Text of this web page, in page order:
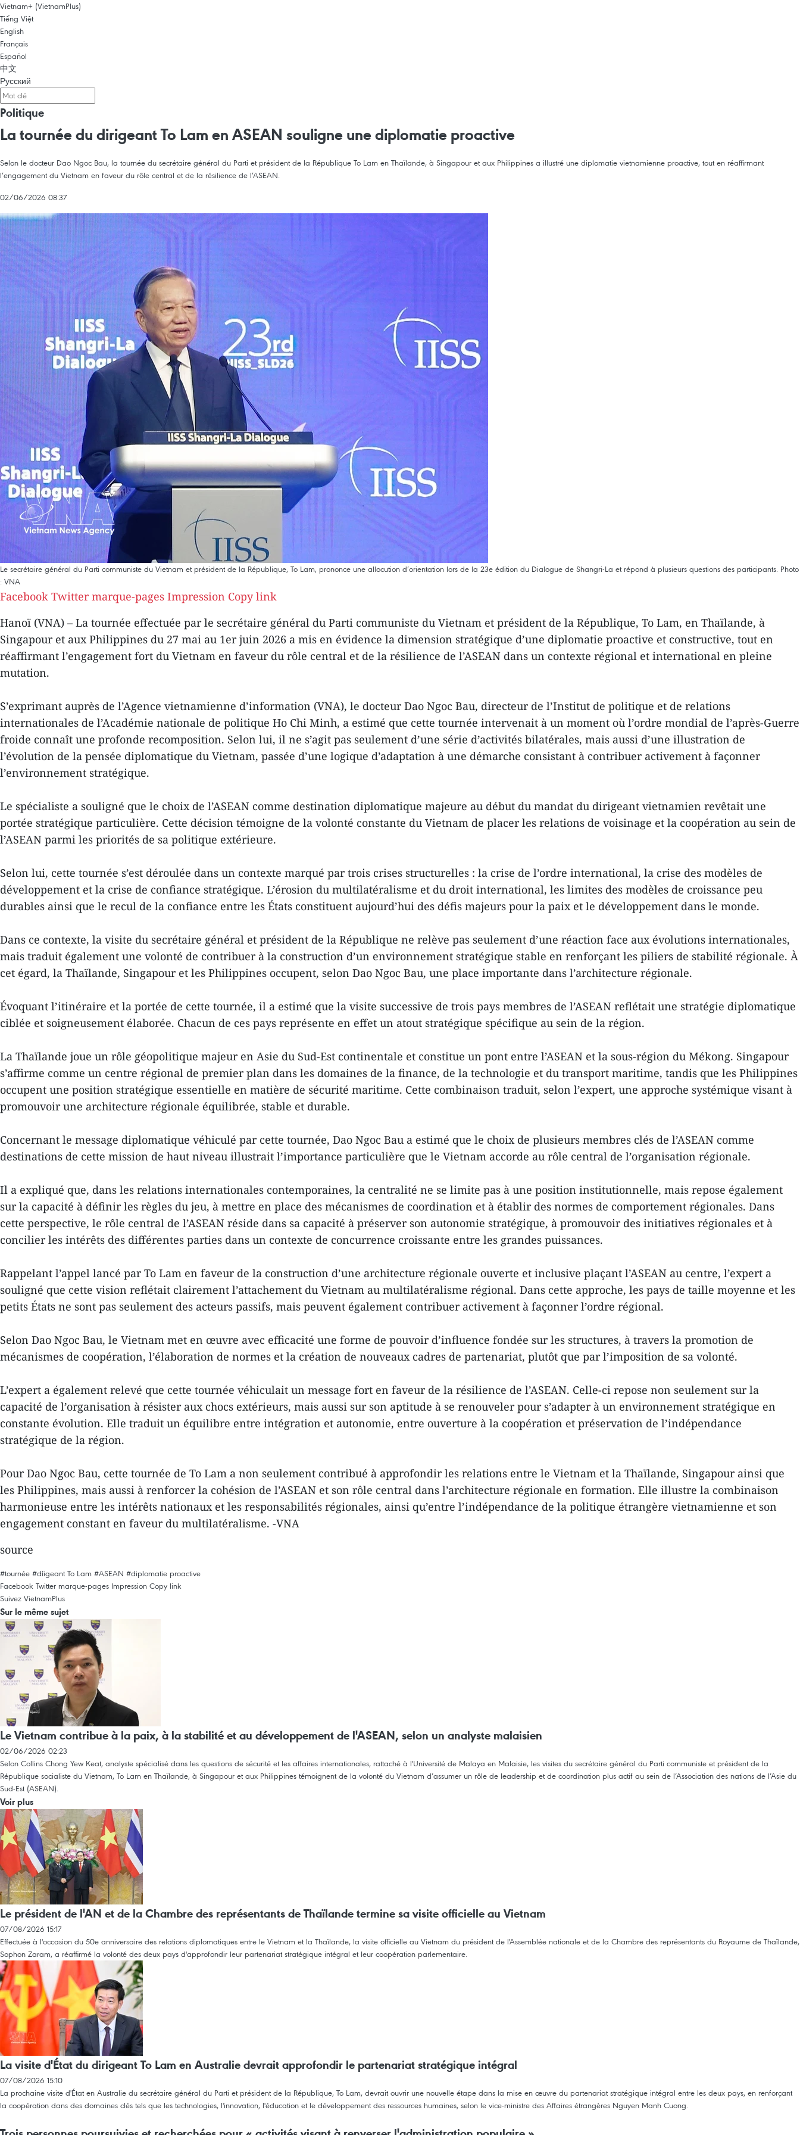
Vietnam+ (VietnamPlus)
Tiếng Việt
English
Français
Español
中文
Русский
Politique
La tournée du dirigeant To Lam en ASEAN souligne une diplomatie proactive
Selon le docteur Dao Ngoc Bau, la tournée du secrétaire général du Parti et président de la République To Lam en Thaïlande, à Singapour et aux Philippines a illustré une diplomatie vietnamienne proactive, tout en réaffirmant
l’engagement du Vietnam en faveur du rôle central et de la résilience de l’ASEAN.
02/06/2026 08:37
Le secrétaire général du Parti communiste du Vietnam et président de la République, To Lam, prononce une allocution d’orientation lors de la 23e édition du Dialogue de Shangri-La et répond à plusieurs questions des participants. Photo
: VNA
Facebook Twitter marque-pages Impression Copy link
Hanoï (VNA) – La tournée effectuée par le secrétaire général du Parti communiste du Vietnam et président de la République, To Lam, en Thaïlande, à
Singapour et aux Philippines du 27 mai au 1er juin 2026 a mis en évidence la dimension stratégique d’une diplomatie proactive et constructive, tout en
réaffirmant l’engagement fort du Vietnam en faveur du rôle central et de la résilience de l’ASEAN dans un contexte régional et international en pleine
mutation.
S’exprimant auprès de l’Agence vietnamienne d’information (VNA), le docteur Dao Ngoc Bau, directeur de l’Institut de politique et de relations
internationales de l’Académie nationale de politique Ho Chi Minh, a estimé que cette tournée intervenait à un moment où l’ordre mondial de l’après-Guerre
froide connaît une profonde recomposition. Selon lui, il ne s’agit pas seulement d’une série d’activités bilatérales, mais aussi d’une illustration de
l’évolution de la pensée diplomatique du Vietnam, passée d’une logique d’adaptation à une démarche consistant à contribuer activement à façonner
l’environnement stratégique.
Le spécialiste a souligné que le choix de l’ASEAN comme destination diplomatique majeure au début du mandat du dirigeant vietnamien revêtait une
portée stratégique particulière. Cette décision témoigne de la volonté constante du Vietnam de placer les relations de voisinage et la coopération au sein de
l’ASEAN parmi les priorités de sa politique extérieure.
Selon lui, cette tournée s’est déroulée dans un contexte marqué par trois crises structurelles : la crise de l’ordre international, la crise des modèles de
développement et la crise de confiance stratégique. L’érosion du multilatéralisme et du droit international, les limites des modèles de croissance peu
durables ainsi que le recul de la confiance entre les États constituent aujourd’hui des défis majeurs pour la paix et le développement dans le monde.
Dans ce contexte, la visite du secrétaire général et président de la République ne relève pas seulement d’une réaction face aux évolutions internationales,
mais traduit également une volonté de contribuer à la construction d’un environnement stratégique stable en renforçant les piliers de stabilité régionale. À
cet égard, la Thaïlande, Singapour et les Philippines occupent, selon Dao Ngoc Bau, une place importante dans l’architecture régionale.
Évoquant l’itinéraire et la portée de cette tournée, il a estimé que la visite successive de trois pays membres de l’ASEAN reflétait une stratégie diplomatique
ciblée et soigneusement élaborée. Chacun de ces pays représente en effet un atout stratégique spécifique au sein de la région.
La Thaïlande joue un rôle géopolitique majeur en Asie du Sud-Est continentale et constitue un pont entre l’ASEAN et la sous-région du Mékong. Singapour
s’affirme comme un centre régional de premier plan dans les domaines de la finance, de la technologie et du transport maritime, tandis que les Philippines
occupent une position stratégique essentielle en matière de sécurité maritime. Cette combinaison traduit, selon l’expert, une approche systémique visant à
promouvoir une architecture régionale équilibrée, stable et durable.
Concernant le message diplomatique véhiculé par cette tournée, Dao Ngoc Bau a estimé que le choix de plusieurs membres clés de l’ASEAN comme
destinations de cette mission de haut niveau illustrait l’importance particulière que le Vietnam accorde au rôle central de l’organisation régionale.
Il a expliqué que, dans les relations internationales contemporaines, la centralité ne se limite pas à une position institutionnelle, mais repose également
sur la capacité à définir les règles du jeu, à mettre en place des mécanismes de coordination et à établir des normes de comportement régionales. Dans
cette perspective, le rôle central de l’ASEAN réside dans sa capacité à préserver son autonomie stratégique, à promouvoir des initiatives régionales et à
concilier les intérêts des différentes parties dans un contexte de concurrence croissante entre les grandes puissances.
Rappelant l’appel lancé par To Lam en faveur de la construction d’une architecture régionale ouverte et inclusive plaçant l’ASEAN au centre, l’expert a
souligné que cette vision reflétait clairement l’attachement du Vietnam au multilatéralisme régional. Dans cette approche, les pays de taille moyenne et les
petits États ne sont pas seulement des acteurs passifs, mais peuvent également contribuer activement à façonner l’ordre régional.
Selon Dao Ngoc Bau, le Vietnam met en œuvre avec efficacité une forme de pouvoir d’influence fondée sur les structures, à travers la promotion de
mécanismes de coopération, l’élaboration de normes et la création de nouveaux cadres de partenariat, plutôt que par l’imposition de sa volonté.
L’expert a également relevé que cette tournée véhiculait un message fort en faveur de la résilience de l’ASEAN. Celle-ci repose non seulement sur la
capacité de l’organisation à résister aux chocs extérieurs, mais aussi sur son aptitude à se renouveler pour s’adapter à un environnement stratégique en
constante évolution. Elle traduit un équilibre entre intégration et autonomie, entre ouverture à la coopération et préservation de l’indépendance
stratégique de la région.
Pour Dao Ngoc Bau, cette tournée de To Lam a non seulement contribué à approfondir les relations entre le Vietnam et la Thaïlande, Singapour ainsi que
les Philippines, mais aussi à renforcer la cohésion de l’ASEAN et son rôle central dans l’architecture régionale en formation. Elle illustre la combinaison
harmonieuse entre les intérêts nationaux et les responsabilités régionales, ainsi qu’entre l’indépendance de la politique étrangère vietnamienne et son
engagement constant en faveur du multilatéralisme. -VNA
source
#tournée #dỉigeant To Lam #ASEAN #diplomatie proactive
Facebook Twitter marque-pages Impression Copy link
Suivez VietnamPlus
Sur le même sujet
Le Vietnam contribue à la paix, à la stabilité et au développement de l'ASEAN, selon un analyste malaisien
02/06/2026 02:23
Selon Collins Chong Yew Keat, analyste spécialisé dans les questions de sécurité et les affaires internationales, rattaché à l'Université de Malaya en Malaisie, les visites du secrétaire général du Parti communiste et président de la
République socialiste du Vietnam, To Lam en Thaïlande, à Singapour et aux Philippines témoignent de la volonté du Vietnam d’assumer un rôle de leadership et de coordination plus actif au sein de l’Association des nations de l’Asie du
Sud-Est (ASEAN).
Voir plus
Le président de l'AN et de la Chambre des représentants de Thaïlande termine sa visite officielle au Vietnam
07/08/2026 15:17
Effectuée à l'occasion du 50e anniversaire des relations diplomatiques entre le Vietnam et la Thaïlande, la visite officielle au Vietnam du président de l'Assemblée nationale et de la Chambre des représentants du Royaume de Thaïlande,
Sophon Zaram, a réaffirmé la volonté des deux pays d'approfondir leur partenariat stratégique intégral et leur coopération parlementaire.
La visite d'État du dirigeant To Lam en Australie devrait approfondir le partenariat stratégique intégral
07/08/2026 15:10
La prochaine visite d'État en Australie du secrétaire général du Parti et président de la République, To Lam, devrait ouvrir une nouvelle étape dans la mise en œuvre du partenariat stratégique intégral entre les deux pays, en renforçant
la coopération dans des domaines clés tels que les technologies, l'innovation, l'éducation et le développement des ressources humaines, selon le vice-ministre des Affaires étrangères Nguyen Manh Cuong.